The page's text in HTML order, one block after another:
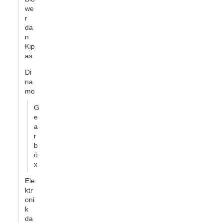
we
r
da
n
Kip
as
Di
na
mo
G
e
a
r
b
o
x
Ele
ktr
oni
k
da